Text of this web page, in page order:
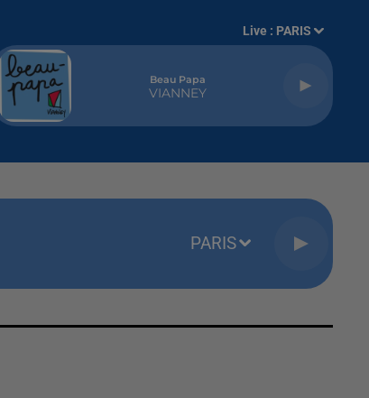
Live : PARIS
Beau Papa
VIANNEY
PARIS